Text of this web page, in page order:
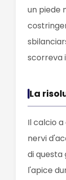
un piede
scorreva
La
Il calcio
nervi
di questa
l'apice